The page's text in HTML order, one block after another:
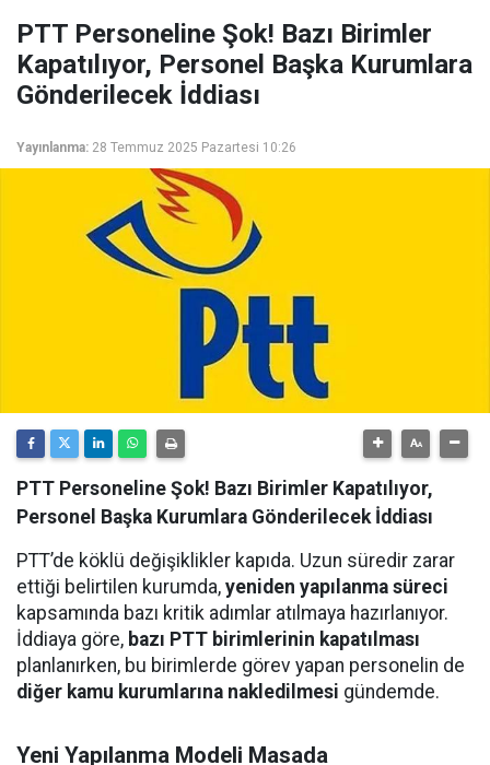
PTT Personeline Şok! Bazı Birimler
Kapatılıyor, Personel Başka Kurumlara
Gönderilecek İddiası
Yayınlanma: 28 Temmuz 2025 Pazartesi 10:26
PTT Personeline Şok! Bazı Birimler Kapatılıyor,
Personel Başka Kurumlara Gönderilecek İddiası
PTT’de köklü değişiklikler kapıda. Uzun süredir zarar
ettiği belirtilen kurumda, yeniden yapılanma süreci
kapsamında bazı kritik adımlar atılmaya hazırlanıyor.
İddiaya göre, bazı PTT birimlerinin kapatılması
planlanırken, bu birimlerde görev yapan personelin de
diğer kamu kurumlarına nakledilmesi gündemde.
Yeni Yapılanma Modeli Masada